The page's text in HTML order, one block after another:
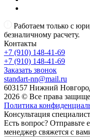
Работаем только с
безналичному расчету.
Контакты
+7 (910) 148-41-69
+7 (910) 148-41-69
Заказать звонок
standart-nn@mail.ru
603157 Нижний
2026 © Все права
Политика
Консультация
Есть вопрос?
менеджер свяжется с